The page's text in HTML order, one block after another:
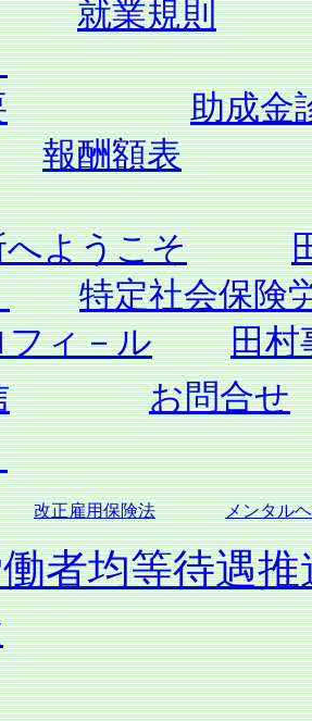
就業規則
助成金
報酬額表
ようこそ
特定社会保険
フィ－ル
田
お問合せ
改正雇用保険法 メンタル
者均等待遇